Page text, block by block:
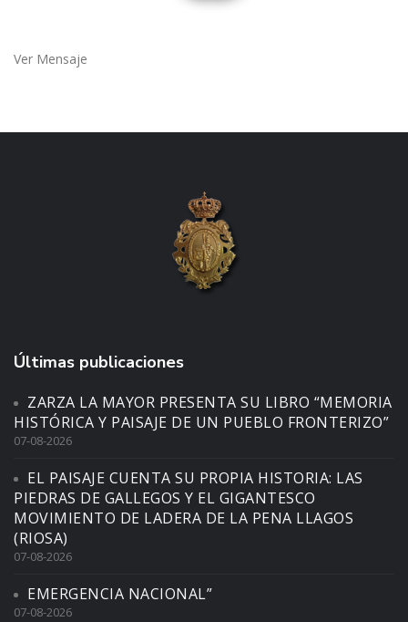
Ver Mensaje
Últimas publicaciones
ZARZA LA MAYOR PRESENTA SU LIBRO “MEMORIA
HISTÓRICA Y PAISAJE DE UN PUEBLO FRONTERIZO”
07-08-2026
EL PAISAJE CUENTA SU PROPIA HISTORIA: LAS
PIEDRAS DE GALLEGOS Y EL GIGANTESCO
MOVIMIENTO DE LADERA DE LA PENA LLAGOS
(RIOSA)
07-08-2026
EMERGENCIA NACIONAL”
07-08-2026